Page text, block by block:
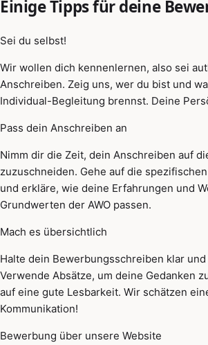
Einige Tipps für deine
Sei du selbst!
Wir wollen dich kennenlernen, also sei
Anschreiben. Zeig uns, wer du bist und
Individual-Begleitung brennst. Deine
Pass dein Anschreiben an
Nimm dir die Zeit, dein Anschreiben auf
zuzuschneiden. Gehe auf die
und erkläre, wie deine Erfahrungen und
Grundwerten der AWO passen.
Mach es übersichtlich
Halte dein Bewerbungsschreiben klar
Verwende Absätze, um deine Gedanken
auf eine gute Lesbarkeit. Wir schätzen
Kommunikation!
Bewerbung über unsere Website